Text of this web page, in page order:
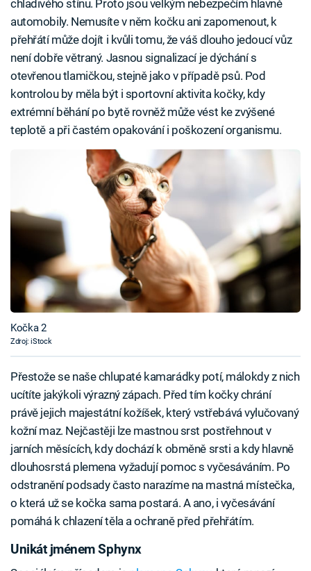
chladivého stínu. Proto jsou velkým nebezpečím hlavně
automobily. Nemusíte v něm kočku ani zapomenout, k
přehřátí může dojít i kvůli tomu, že váš dlouho jedoucí vůz
není dobře větraný. Jasnou signalizací je dýchání s
otevřenou tlamičkou, stejně jako v případě psů. Pod
kontrolou by měla být i sportovní aktivita kočky, kdy
extrémní běhání po bytě rovněž může vést ke zvýšené
teplotě a při častém opakování i poškození organismu.
Kočka 2
Zdroj: iStock
Přestože se naše chlupaté kamarádky potí, málokdy z nich
ucítíte jakýkoli výrazný zápach. Před tím kočky chrání
právě jejich majestátní kožíšek, který vstřebává vylučovaný
kožní maz. Nejčastěji lze mastnou srst postřehnout v
jarních měsících, kdy dochází k obměně srsti a kdy hlavně
dlouhosrstá plemena vyžadují pomoc s vyčesáváním. Po
odstranění podsady často narazíme na mastná místečka,
o která už se kočka sama postará. A ano, i vyčesávání
pomáhá k chlazení těla a ochraně před přehřátím.
Unikát jménem Sphynx